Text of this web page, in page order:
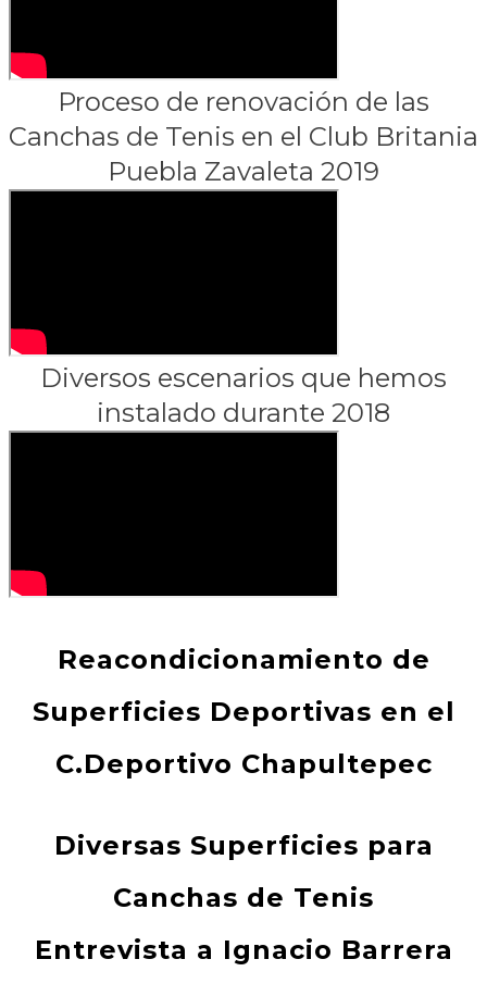
Proceso de renovación de las
Canchas de Tenis en el Club Britania
Puebla Zavaleta 2019
Diversos escenarios que hemos
instalado durante 2018
Reacondicionamiento de
Superficies Deportivas en el
C.Deportivo Chapultepec
Diversas Superficies para
Canchas de Tenis
Entrevista a Ignacio Barrera